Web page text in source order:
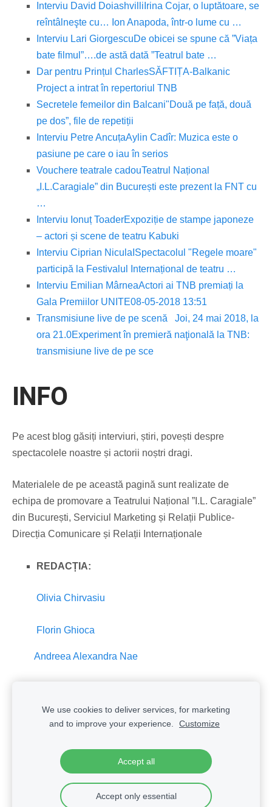
Interviu David Doiashvilli Irina Cojar, o luptătoare, se
reîntâlneşte cu… Ion Anapoda, într-o lume cu …
Interviu Lari GiorgescuDe obicei se spune că ”Viața
bate filmul”….de astă dată ”Teatrul bate …
Dar pentru Prințul CharlesSĂFTIȚA-Balkanic
Project a intrat în repertoriul TNB
Secretele femeilor din Balcani"Două pe față, două
pe dos”, file de repetiții
Interviu Petre AncuțaAylin Cadîr: Muzica este o
pasiune pe care o iau în serios
Vouchere teatrale cadouTeatrul Național
„I.L.Caragiale” din București este prezent la FNT cu
…
Interviu Ionuț ToaderExpoziție de stampe japoneze
– actori și scene de teatru Kabuki
Interviu Ciprian Nicula ISpectacolul "Regele moare"
participă la Festivalul Internațional de teatru …
Interviu Emilian MârneaActori ai TNB premiați la
Gala Premiilor UNITE08-05-2018 13:51
Transmisiune live de pe scenă
Joi, 24 mai 2018, la
ora 21.0Experiment în premieră naţională la TNB:
transmisiune live de pe sce
INFO
Pe acest blog găsiți interviuri, știri, povești despre
spectacolele noastre și actorii noștri dragi.
Materialele de pe această pagină sunt realizate de
echipa de promovare a Teatrului Național ”I.L. Caragiale”
din București, Serviciul Marketing și Relații Publice-
Direcția Comunicare și Relații Internaționale
REDACȚIA:
Olivia Chirvasiu
Florin Ghioca
Andreea Alexandra Nae
Cookies
Podcasturile TNBPowered byRedCircle
We use cookies to deliver services, for marketing
and to improve your experience.
Customize
Accept all
Accept only essential